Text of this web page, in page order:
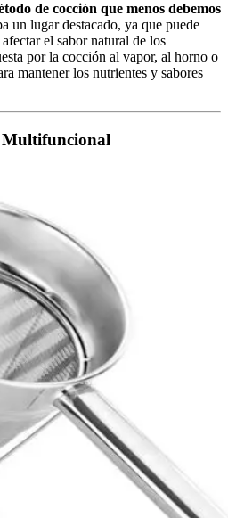
de cocción que menos debemos
un lugar destacado, ya que puede
el sabor natural de los
por la cocción al vapor, al horno o
mantener los nutrientes y sabores